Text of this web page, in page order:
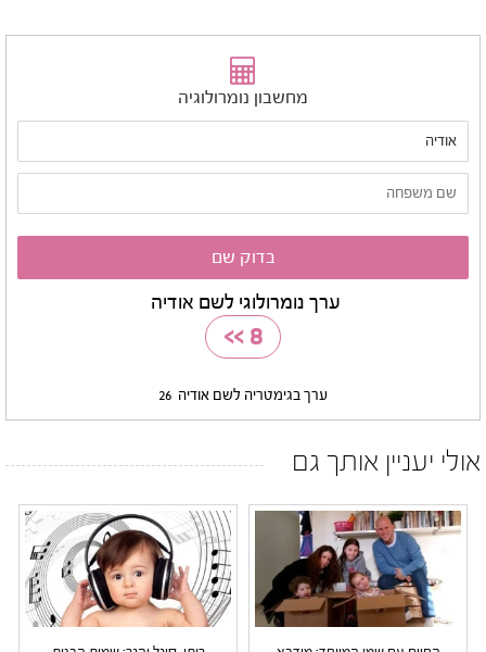
מחשבון נומרולוגיה
ערך נומרולוגי לשם אודיה
8
>>
ערך בגימטריה לשם אודיה 26
אולי יעניין אותך גם